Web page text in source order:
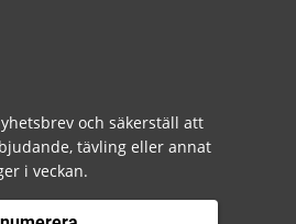
och säkerställ att
tävling eller annat
i veckan.